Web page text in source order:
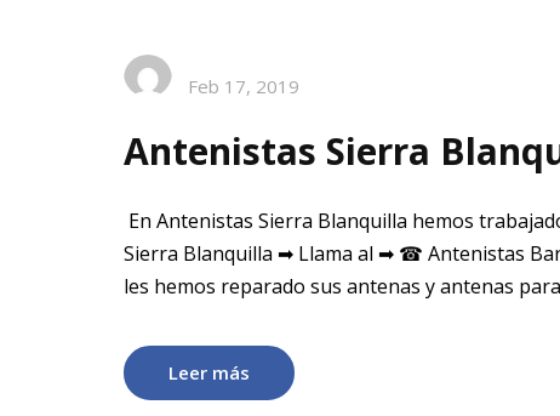
Feb 17, 2019
Antenistas Sierra
En Antenistas Sierra Blanquilla hemos
Sierra Blanquilla ➡ Llama al ➡ ☎ Antenistas
les hemos reparado sus antenas y antenas
Leer más